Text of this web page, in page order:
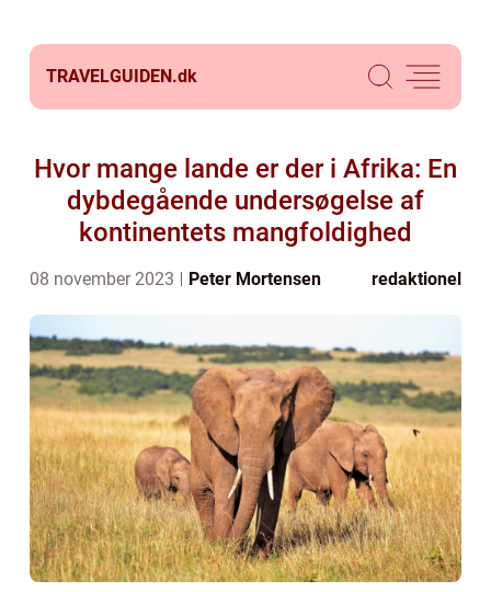
TRAVELGUIDEN.dk
Hvor mange lande er der i Afrika: En
dybdegående undersøgelse af
kontinentets mangfoldighed
08 november 2023 Peter Mortensen redaktionel